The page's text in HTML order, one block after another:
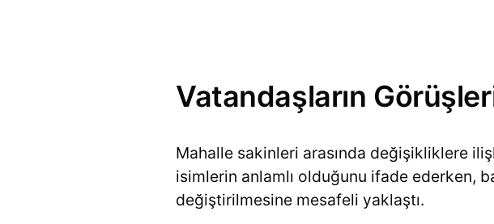
Vatandaşların
Mahalle sakinleri arasında değişikliklere
isimlerin anlamlı olduğunu ifade ederken,
değiştirilmesine mesafeli yaklaştı.